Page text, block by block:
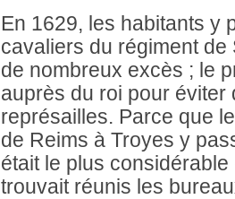
En 1629, les habitants y
cavaliers du régiment
de nombreux excès ; le
auprès du roi pour éviter
représailles. Parce que
de Reims à Troyes y
était le plus
trouvait réunis les